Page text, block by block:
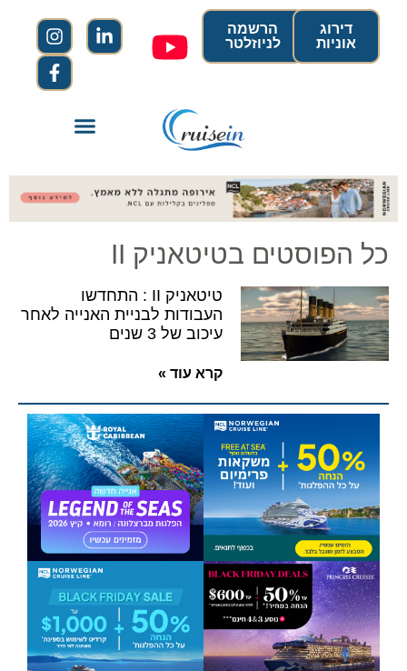
הרשמה
לניוזלטר
דירוג
אוניות
כל הפוסטים בטיטאניק II
טיטאניק II : התחדשו
העבודות לבניית האנייה לאחר
עיכוב של 3 שנים
קרא עוד »